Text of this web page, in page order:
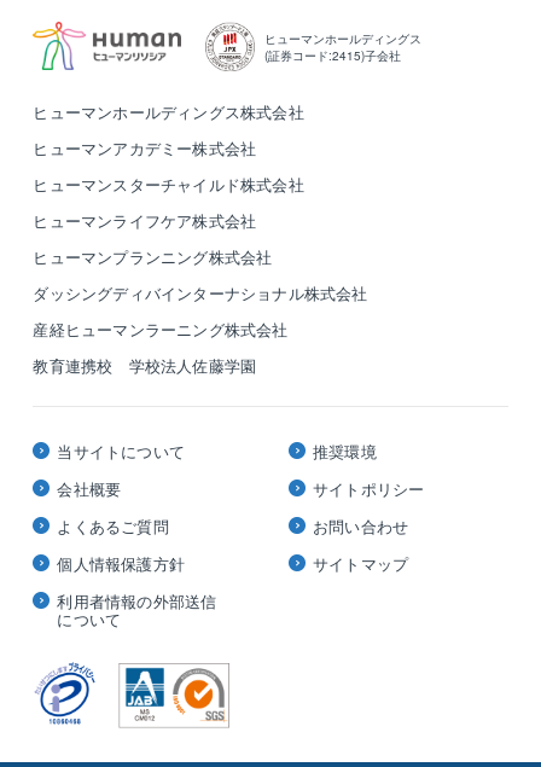
ヒューマンホールディングス
(証券コード:2415)子会社
ヒューマンホールディングス株式会社
ヒューマンアカデミー株式会社
ヒューマンスターチャイルド株式会社
ヒューマンライフケア株式会社
ヒューマンプランニング株式会社
ダッシングディバインターナショナル株式会社
産経ヒューマンラーニング株式会社
教育連携校 学校法人佐藤学園
当サイトについて
会社概要
よくあるご質問
個人情報保護方針
利用者情報の外部送信
について
推奨環境
サイトポリシー
お問い合わせ
サイトマップ